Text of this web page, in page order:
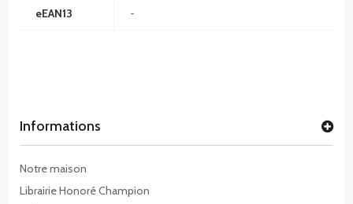
eEAN13 -
Informations
Notre maison
Librairie Honoré Champion